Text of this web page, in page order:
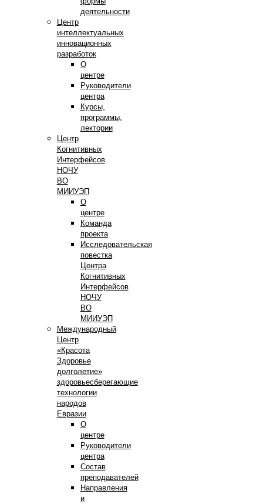
деятельности
Центр
интеллектуальных
инновационных
разработок
О
центре
Руководители
центра
Курсы,
программы,
лектории
Центр
Когнитивных
Интерфейсов
НОЧУ
ВО
МИИУЭП
О
центре
Команда
проекта
Исследовательская
повестка
Центра
Когнитивных
Интерфейсов
НОЧУ
ВО
МИИУЭП
Международный
Центр
«Красота
Здоровье
долголетие»
здоровьесберегающие
технологии
народов
Евразии
О
центре
Руководители
центра
Состав
преподавателей
Направления
и